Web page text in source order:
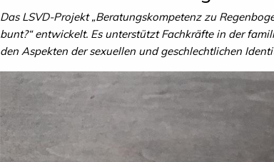
Das LSVD-Projekt „Beratungskompetenz zu
bunt?“ entwickelt. Es unterstützt Fachkräfte in der
den Aspekten der sexuellen und geschlechtlichen